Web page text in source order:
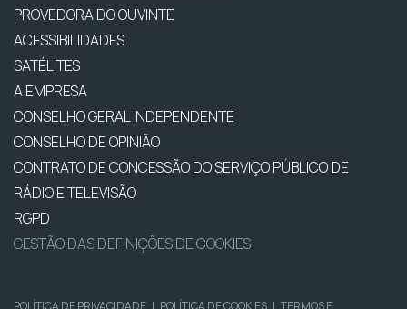
PROVEDORA DO OUVINTE
ACESSIBILIDADES
SATÉLITES
A EMPRESA
CONSELHO GERAL INDEPENDENTE
CONSELHO DE OPINIÃO
CONTRATO DE CONCESSÃO DO SERVIÇO PÚBLICO DE
RÁDIO E TELEVISÃO
RGPD
GESTÃO DAS DEFINIÇÕES DE COOKIES
POLÍTICA DE PRIVACIDADE | POLÍTICA DE COOKIES | TERMOS E